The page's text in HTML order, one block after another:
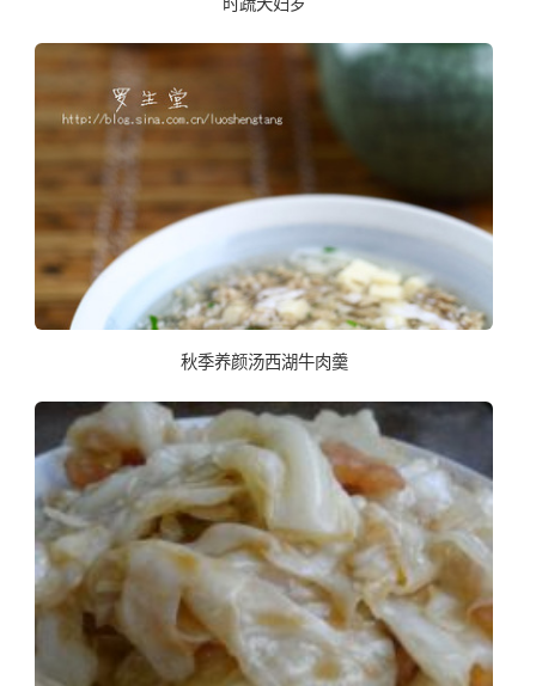
时蔬天妇罗
秋季养颜汤西湖牛肉羹